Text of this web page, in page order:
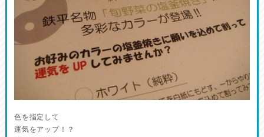
色を指定して
運気をアップ！？